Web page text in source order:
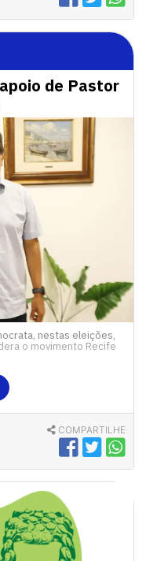
de Pastor
nestas eleições,
o movimento Recife
COMPARTILHE